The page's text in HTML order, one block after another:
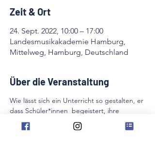
Zeit & Ort
24. Sept. 2022, 10:00 – 17:00
Landesmusikakademie Hamburg,
Mittelweg, Hamburg, Deutschland
Über die Veranstaltung
Wie lässt sich ein Unterricht so gestalten, er
dass Schüler*innen  begeistert, ihre
Wünsche berücksichtigt und ein hohes
musikalisches  Niveau erreicht wird? Neben